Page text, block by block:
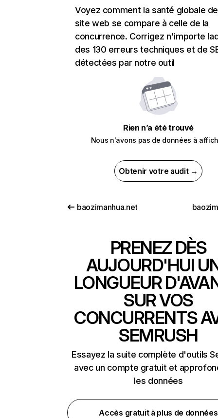
Voyez comment la santé globale
site web se compare à celle de la
concurrence. Corrigez n'importe
des 130 erreurs techniques et de
détectées par notre outil
Rien n’a été trouvé
Nous n'avons pas de données à
Obtenir votre audit →
baozimanhua.net
PRENEZ DÈS
AUJOURD'HUI
LONGUEUR
SUR VOS
CONCURRENTS
SEMRUSH
Essayez la suite complète d'outils
avec un compte gratuit et
les données
Accès gratuit à plus de données